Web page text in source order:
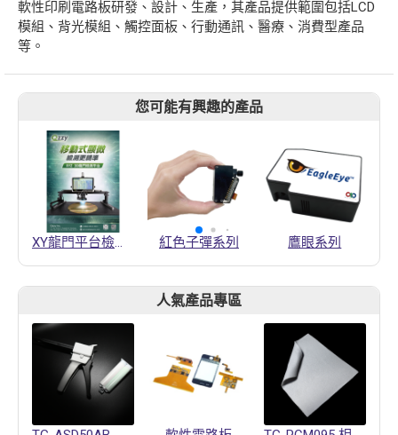
軟性印刷電路板研發、設計、生產，其產品提供範圍包括LCD
模組、背光模組、觸控面板、行動通訊、醫療、消費型產品
等。
您可能有興趣的產品
紅色子彈系列 鷹眼系列
人氣產品專區